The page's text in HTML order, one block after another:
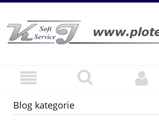
Blog kategorie